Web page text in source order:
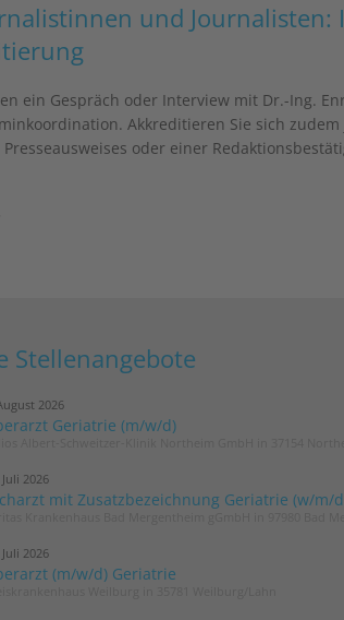
und
ein Gespräch oder Interview mit Dr.-Ing.
Akkreditieren Sie sich
oder einer
Stellenangebote
2026
Geriatrie (m/w/d)
Juli 2026
mit Zusatzbezeichnung Geriatrie (w/m/
Juli 2026
(m/w/d) Geriatrie